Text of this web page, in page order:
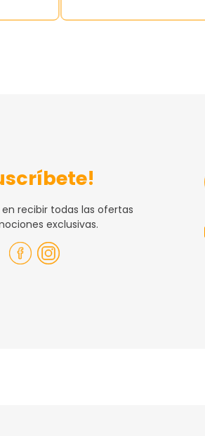
recibir todas las ofertas
exclusivas.